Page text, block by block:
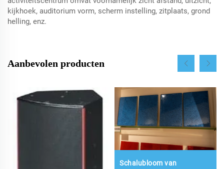
kijkhoek, auditorium vorm, scherm instelling, zitplaats, grond
helling, enz.
Aanbevolen producten
Schalubloom van